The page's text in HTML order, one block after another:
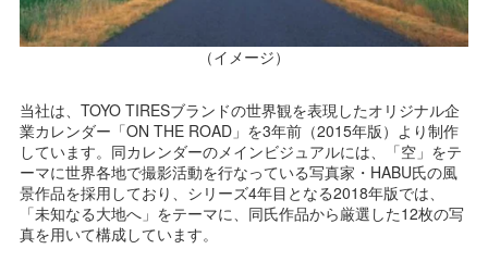
（イメージ）
当社は、TOYO TIRESブランドの世界観を表現したオリジナル企
業カレンダー「ON THE ROAD」を3年前（2015年版）より制作
しています。同カレンダーのメインビジュアルには、「空」をテ
ーマに世界各地で撮影活動を行なっている写真家・HABU氏の風
景作品を採用しており、シリーズ4年目となる2018年版では、
「未知なる大地へ」をテーマに、同氏作品から厳選した12枚の写
真を用いて構成しています。